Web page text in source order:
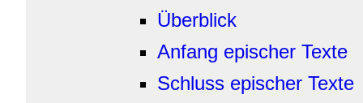
Überblick
Anfang epischer Texte
Schluss epischer Texte